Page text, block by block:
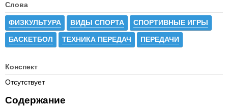
Слова
ФИЗКУЛЬТУРА ВИДЫ СПОРТА СПОРТИВНЫЕ ИГРЫ
БАСКЕТБОЛ ТЕХНИКА ПЕРЕДАЧ ПЕРЕДАЧИ
Конспект
Отсутствует
Содержание